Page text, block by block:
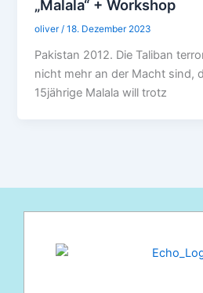
„Malala“ + Workshop
oliver/18. Dezember 2023
Pakistan 2012. Die Taliban
nicht mehr an der Macht sind,
15jährige Malala will trotz